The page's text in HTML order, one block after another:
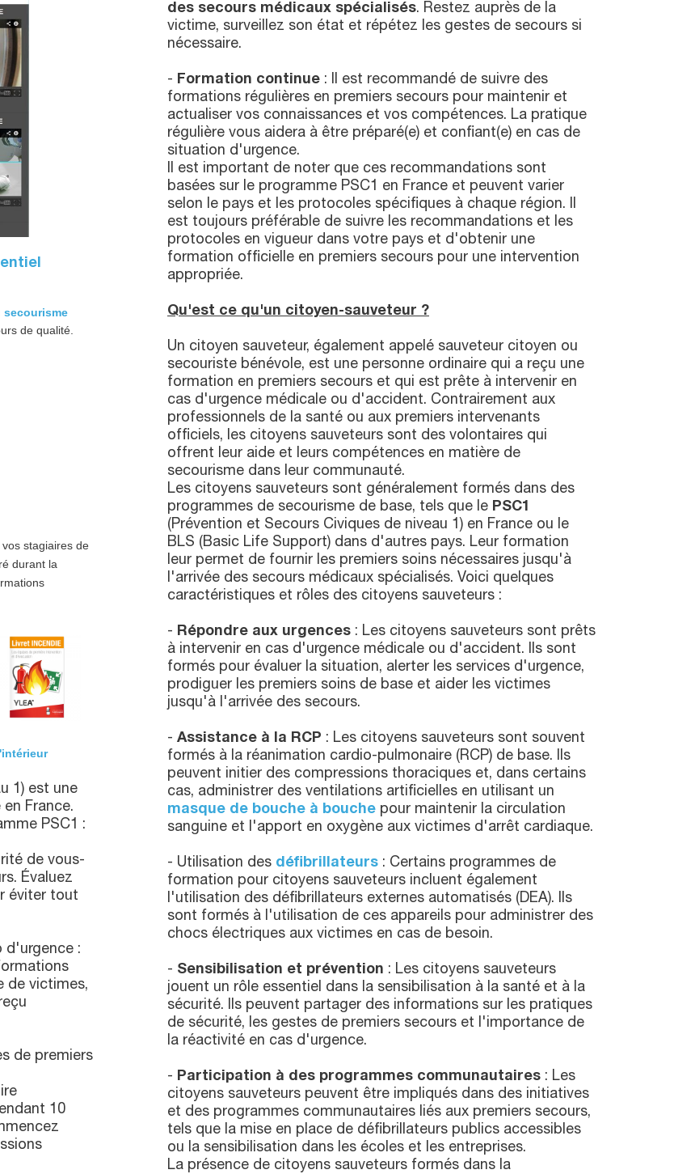
secourisme
de qualité.
stagiaires de
durant la
1) est une
France.
PSC1 :
de vous-
Évaluez
éviter tout
d'urgence :
de victimes,
de premiers
10
des secours médicaux spécialisés. Restez auprès de la
victime, surveillez son état et répétez les gestes de secours si
nécessaire.
- Formation continue : Il est recommandé de suivre des
formations régulières en premiers secours pour maintenir et
actualiser vos connaissances et vos compétences. La pratique
régulière vous aidera à être préparé(e) et confiant(e) en cas de
situation d'urgence.
Il est important de noter que ces recommandations sont
basées sur le programme PSC1 en France et peuvent varier
selon le pays et les protocoles spécifiques à chaque région. Il
est toujours préférable de suivre les recommandations et les
protocoles en vigueur dans votre pays et d'obtenir une
formation officielle en premiers secours pour une intervention
appropriée.
Qu'est ce qu'un citoyen-sauveteur ?
Un citoyen sauveteur, également appelé sauveteur citoyen ou
secouriste bénévole, est une personne ordinaire qui a reçu une
formation en premiers secours et qui est prête à intervenir en
cas d'urgence médicale ou d'accident. Contrairement aux
professionnels de la santé ou aux premiers intervenants
officiels, les citoyens sauveteurs sont des volontaires qui
offrent leur aide et leurs compétences en matière de
secourisme dans leur communauté.
Les citoyens sauveteurs sont généralement formés dans des
programmes de secourisme de base, tels que le PSC1
(Prévention et Secours Civiques de niveau 1) en France ou le
BLS (Basic Life Support) dans d'autres pays. Leur formation
leur permet de fournir les premiers soins nécessaires jusqu'à
l'arrivée des secours médicaux spécialisés. Voici quelques
caractéristiques et rôles des citoyens sauveteurs :
- Répondre aux urgences : Les citoyens sauveteurs sont prêts
à intervenir en cas d'urgence médicale ou d'accident. Ils sont
formés pour évaluer la situation, alerter les services d'urgence,
prodiguer les premiers soins de base et aider les victimes
jusqu'à l'arrivée des secours.
- Assistance à la RCP : Les citoyens sauveteurs sont souvent
formés à la réanimation cardio-pulmonaire (RCP) de base. Ils
peuvent initier des compressions thoraciques et, dans certains
cas, administrer des ventilations artificielles en utilisant un
masque de bouche à bouche pour maintenir la circulation
sanguine et l'apport en oxygène aux victimes d'arrêt cardiaque.
- Utilisation des défibrillateurs : Certains programmes de
formation pour citoyens sauveteurs incluent également
l'utilisation des défibrillateurs externes automatisés (DEA). Ils
sont formés à l'utilisation de ces appareils pour administrer des
chocs électriques aux victimes en cas de besoin.
- Sensibilisation et prévention : Les citoyens sauveteurs
jouent un rôle essentiel dans la sensibilisation à la santé et à la
sécurité. Ils peuvent partager des informations sur les pratiques
de sécurité, les gestes de premiers secours et l'importance de
la réactivité en cas d'urgence.
- Participation à des programmes communautaires : Les
citoyens sauveteurs peuvent être impliqués dans des initiatives
et des programmes communautaires liés aux premiers secours,
tels que la mise en place de défibrillateurs publics accessibles
ou la sensibilisation dans les écoles et les entreprises.
La présence de citoyens sauveteurs formés dans la